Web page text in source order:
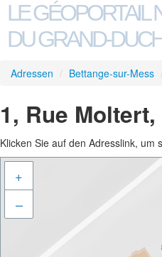
LE GÉOPORTAIL
DU GRAND-
Adressen / Bettange-sur-Mess
1, Rue
Klicken Sie auf den Adresslink, um
+
–